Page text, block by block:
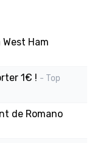
Ham
1€ ! - Top
de Romano